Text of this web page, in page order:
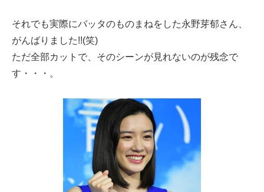
それでも実際にバッタのものまねをした永野芽郁さん、
がんばりました!!(笑)
ただ全部カットで、そのシーンが見れないのが残念で
す・・・。